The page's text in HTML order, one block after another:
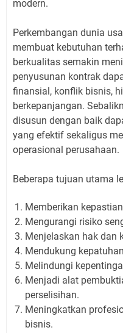
modern.
Perkembangan dunia
membuat kebutuhan
berkualitas semakin
penyusunan kontrak
finansial, konflik bisnis,
berkepanjangan.
disusun dengan baik
yang efektif sekaligus
operasional perusahaan.
Beberapa tujuan utama
Memberikan
Mengurangi risiko
Menjelaskan hak dan
Mendukung
Melindungi
Menjadi alat
perselisihan.
Meningkatkan
bisnis.